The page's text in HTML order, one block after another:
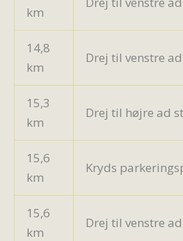
km
14,8
km
Drej til venstre
15,3
km
Drej til højre ad
15,6
km
Kryds
15,6
km
Drej til venstre